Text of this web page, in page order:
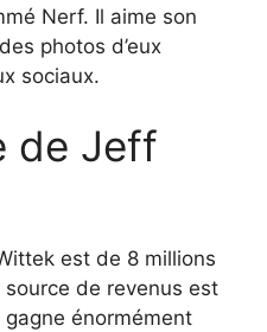
Nerf. Il aime son
photos d’eux
sociaux.
de Jeff
est de 8 millions
de revenus est
énormément